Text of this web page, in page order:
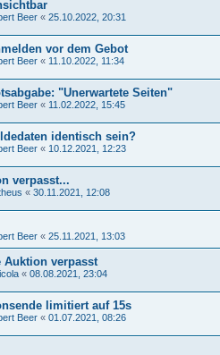
Beer « 25.10.2022, 20:31
vor dem Gebot
Beer « 11.10.2022, 11:34
"Unerwartete Seiten"
Beer « 11.02.2022, 15:45
identisch sein?
Beer « 10.12.2021, 12:23
verpasst...
« 30.11.2021, 12:08
Beer « 25.11.2021, 13:03
Auktion verpasst
« 08.08.2021, 23:04
limitiert auf 15s
Beer « 01.07.2021, 08:26